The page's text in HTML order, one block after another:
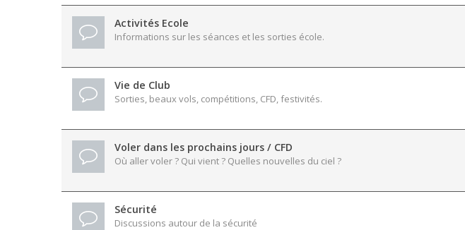
Activités Ecole
Informations sur les séances et les sorties école.
Vie de Club
Sorties, beaux vols, compétitions, CFD, festivités.
Voler dans les prochains jours / CFD
Où aller voler ? Qui vient ? Quelles nouvelles du ciel ?
Sécurité
Discussions autour de la sécurité